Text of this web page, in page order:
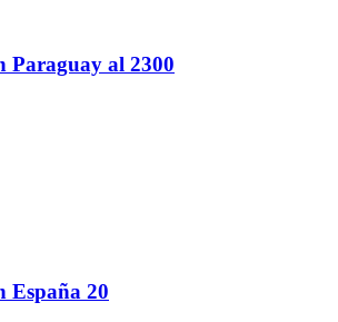
Paraguay al 2300
España 20